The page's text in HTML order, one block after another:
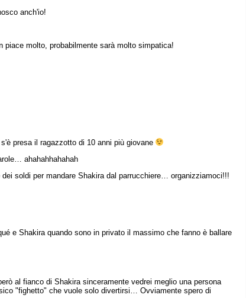
anch'io!
piace molto, probabilmente sarà molto simpatica!
presa il ragazzotto di 10 anni più giovane
ahahahhahahah
soldi per mandare Shakira dal parrucchiere… organizziamoci!!!
e Shakira quando sono in privato il massimo che fanno è ballare
al fianco di Shakira sinceramente vedrei meglio una persona
"fighetto" che vuole solo divertirsi… Ovviamente spero di